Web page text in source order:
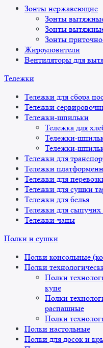
Зонты нержавеющие
Зонты
Зонты
Зонты
Жироуловители
Вентиляторы для
Тележки
Тележки для сбора
Тележки
Тележки-шпильки
Тележка для
Тележки-
Тележки-
Тележки для
Тележки
Тележки для
Тележки для сушки
Тележки для белья
Тележки для сыпучих
Тележки-чаны
Полки и сушки
Полки консольные
Полки
Полки
купе
Полки
распашные
Полки
Полки настольные
Полки для досок и